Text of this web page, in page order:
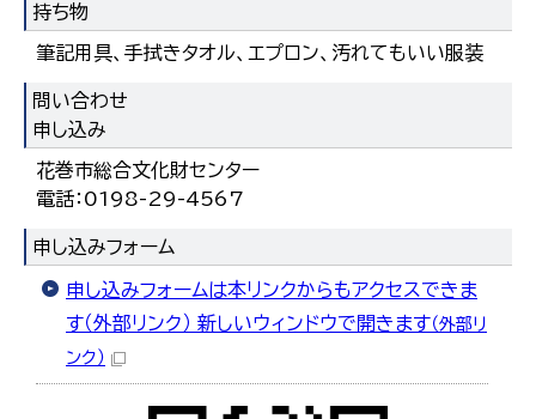
持ち物
筆記用具、手拭きタオル、エプロン、汚れてもいい服装
問い合わせ
申し込み
花巻市総合文化財センター
電話：0198-29-4567
申し込みフォーム
申し込みフォームは本リンクからもアクセスできま
す（外部リンク） 新しいウィンドウで開きます（外部リ
ンク）